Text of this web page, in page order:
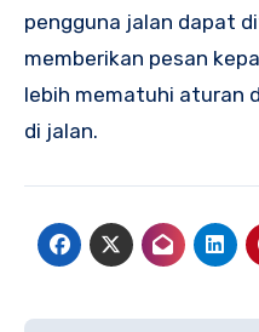
pengguna jalan dapat
memberikan pesan
lebih mematuhi aturan
di jalan.